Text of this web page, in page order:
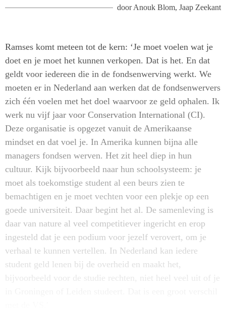
doorAnouk Blom, Jaap Zeekant
Ramses komt meteen tot de kern: ‘Je moet voelen wat je
doet en je moet het kunnen verkopen. Dat is het. En dat
geldt voor iedereen die in de fondsenwerving werkt. We
moeten er in Nederland aan werken dat de fondsenwervers
zich één voelen met het doel waarvoor ze geld ophalen. Ik
werk nu vijf jaar voor Conservation International (CI).
Deze organisatie is opgezet vanuit de Amerikaanse
mindset en dat voel je. In Amerika kunnen bijna alle
managers fondsen werven. Het zit heel diep in hun
cultuur. Kijk bijvoorbeeld naar hun schoolsysteem: je
moet als toekomstige student al een beurs zien te
bemachtigen en je moet vechten voor een plekje op een
goede universiteit. Daar begint het al. De samenleving is
daar van nature al veel competitiever ingericht en erop
ingesteld dat je een podium voor jezelf verovert, om je
verhaal te kunnen vertellen. In Nederland kan iedere
student geld lenen bij de overheid en maakt het,
bijvoorbeeld voor de studie rechten, niet heel veel uit of je